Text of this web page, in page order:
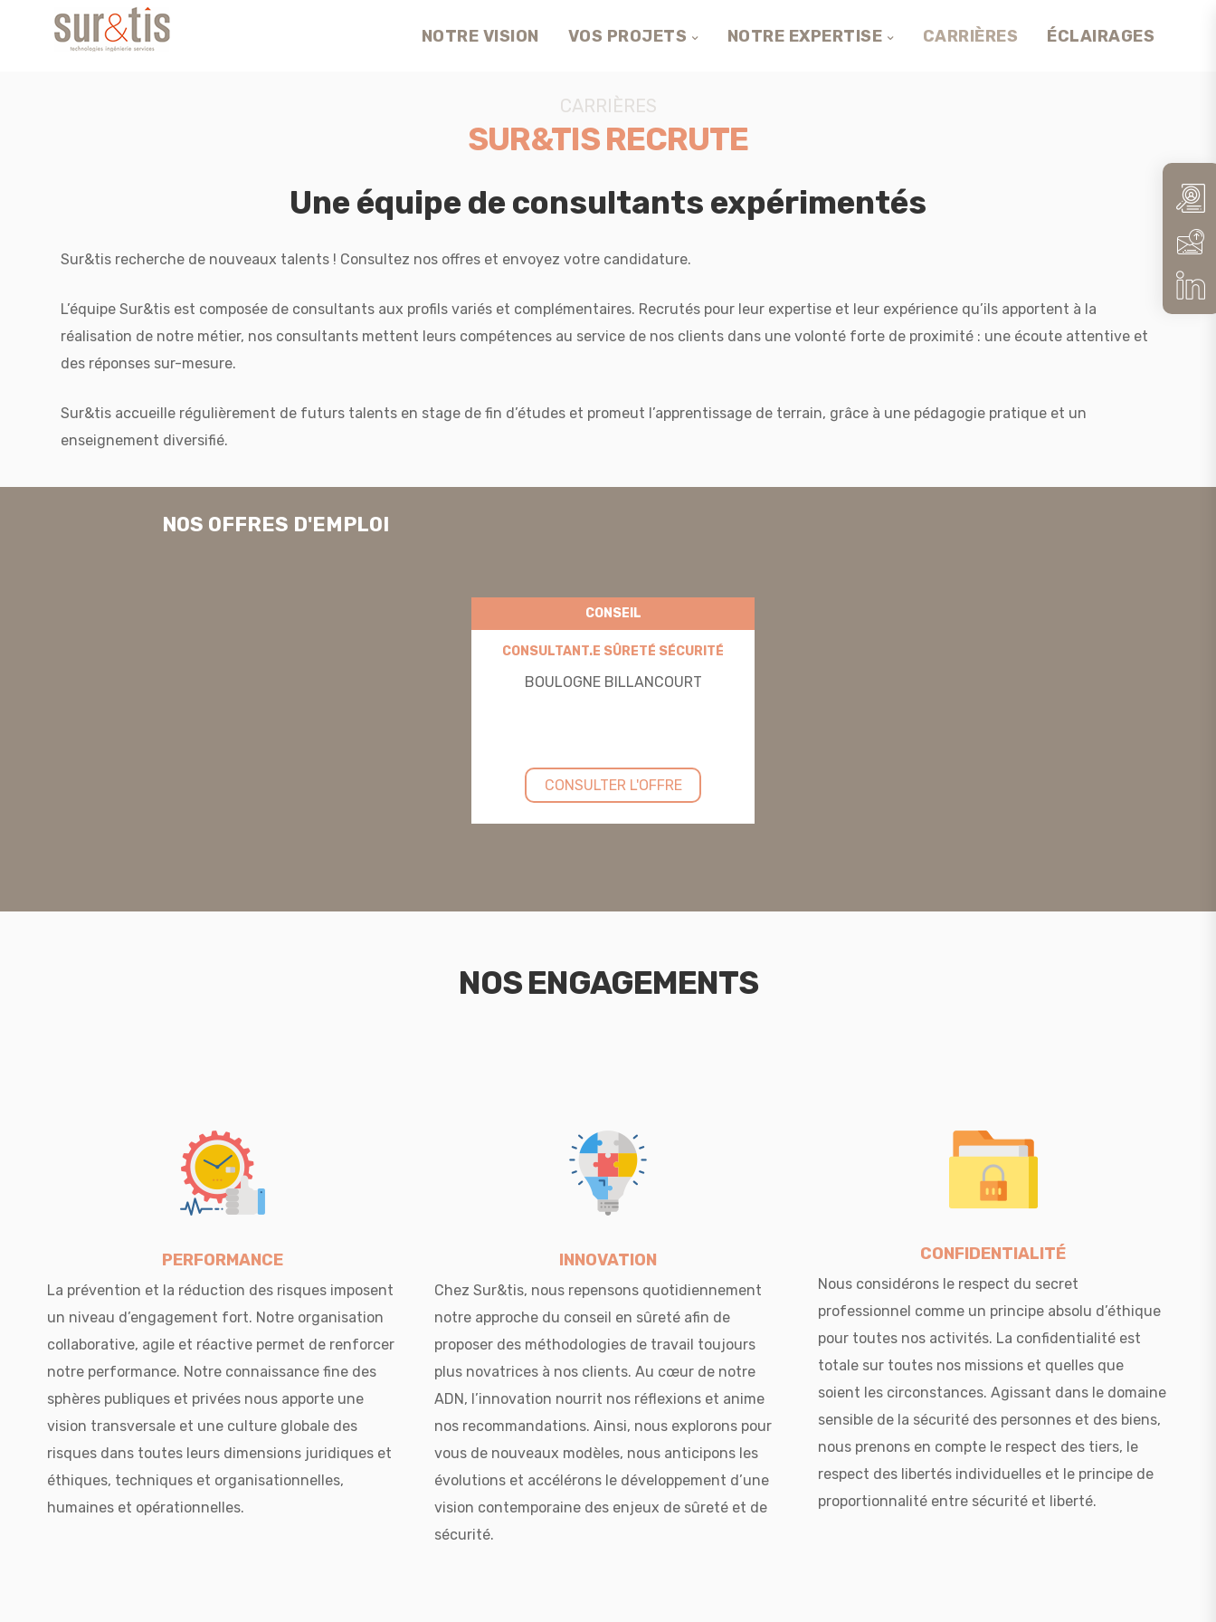
NOTRE VISION VOS PROJETS NOTRE EXPERTISE CARRIÈRES ÉCLAIRAGES
CARRIÈRES
SUR&TIS RECRUTE
Une équipe de consultants expérimentés
Sur&tis recherche de nouveaux talents ! Consultez nos offres et envoyez votre candidature.
L’équipe Sur&tis est composée de consultants aux profils variés et complémentaires. Recrutés pour leur expertise et leur expérience qu’ils apportent à la
réalisation de notre métier, nos consultants mettent leurs compétences au service de nos clients dans une volonté forte de proximité : une écoute attentive et
des réponses sur-mesure.
Sur&tis accueille régulièrement de futurs talents en stage de fin d’études et promeut l’apprentissage de terrain, grâce à une pédagogie pratique et un
enseignement diversifié.
NOS OFFRES D'EMPLOI
CONSEIL
CONSULTANT.E SÛRETÉ SÉCURITÉ
BOULOGNE BILLANCOURT
CONSULTER L'OFFRE
NOS ENGAGEMENTS
PERFORMANCE
La prévention et la réduction des risques imposent
un niveau d’engagement fort. Notre organisation
collaborative, agile et réactive permet de renforcer
notre performance. Notre connaissance fine des
sphères publiques et privées nous apporte une
vision transversale et une culture globale des
risques dans toutes leurs dimensions juridiques et
éthiques, techniques et organisationnelles,
humaines et opérationnelles.
INNOVATION
Chez Sur&tis, nous repensons quotidiennement
notre approche du conseil en sûreté afin de
proposer des méthodologies de travail toujours
plus novatrices à nos clients. Au cœur de notre
ADN, l’innovation nourrit nos réflexions et anime
nos recommandations. Ainsi, nous explorons pour
vous de nouveaux modèles, nous anticipons les
évolutions et accélérons le développement d’une
vision contemporaine des enjeux de sûreté et de
sécurité.
CONFIDENTIALITÉ
Nous considérons le respect du secret
professionnel comme un principe absolu d’éthique
pour toutes nos activités. La confidentialité est
totale sur toutes nos missions et quelles que
soient les circonstances. Agissant dans le domaine
sensible de la sécurité des personnes et des biens,
nous prenons en compte le respect des tiers, le
respect des libertés individuelles et le principe de
proportionnalité entre sécurité et liberté.